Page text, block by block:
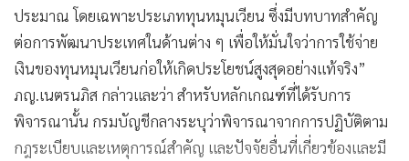
ประมาณ โดยเฉพาะประเภททุนหมุนเวียน ซึ่งมีบทบาทสำคัญ
ต่อการพัฒนาประเทศในด้านต่าง ๆ เพื่อให้มั่นใจว่าการใช้จ่าย
เงินของทุนหมุนเวียนก่อให้เกิดประโยชน์สูงสุดอย่างแท้จริง”
ภญ.เนตรนภิส กล่าวและว่า สำหรับหลักเกณฑ์ที่ได้รับการ
พิจารณานั้น กรมบัญชีกลางระบุว่าพิจารณาจากการปฏิบัติตาม
กฎระเบียบและเหตุการณ์สำคัญ และปัจจัยอื่นที่เกี่ยวข้องและมี